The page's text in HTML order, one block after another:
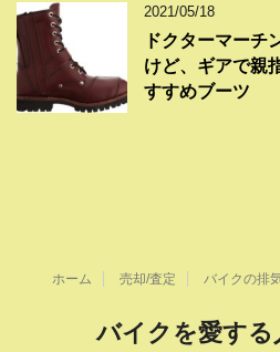
2021/05/18
ドクターマーチ
けど、ギアで親
すすめブーツ
ホーム 売却/査定 バイクの排
バイクを愛す